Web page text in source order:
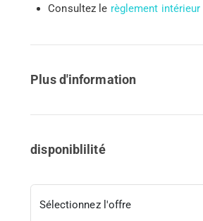
Consultez le règlement intérieur
Plus d'information
disponiblilité
Sélectionnez l'offre